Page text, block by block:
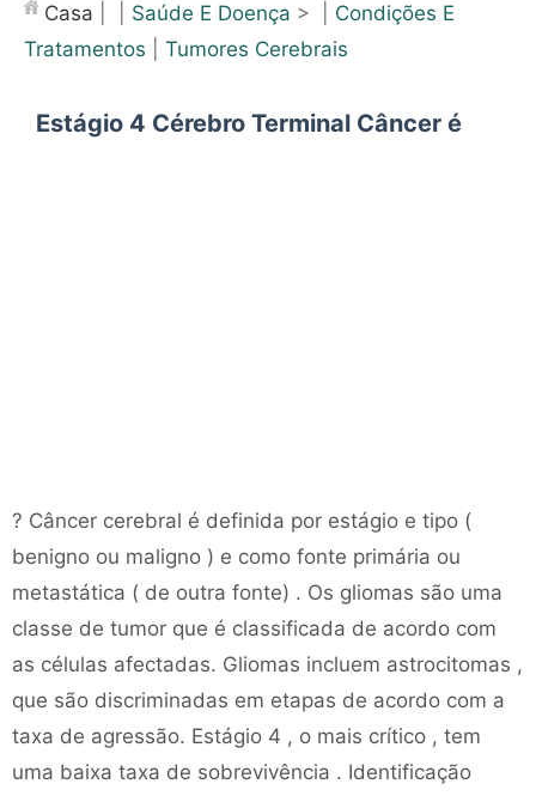
Saúde
Casa Saúde E Doença > | Condições E
Tratamentos
Tumores Cerebrais
Estágio 4 Cérebro Terminal Câncer é
? Câncer cerebral é definida por estágio e tipo (
benigno ou maligno ) e como fonte primária ou
metastática ( de outra fonte) . Os gliomas são uma
classe de tumor que é classificada de acordo com
as células afectadas. Gliomas incluem astrocitomas ,
que são discriminadas em etapas de acordo com a
taxa de agressão. Estágio 4 , o mais crítico , tem
uma baixa taxa de sobrevivência . Identificação